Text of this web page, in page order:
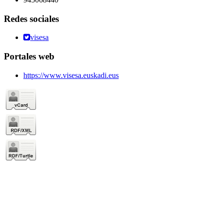
Redes sociales
visesa
Portales web
https://www.visesa.euskadi.eus